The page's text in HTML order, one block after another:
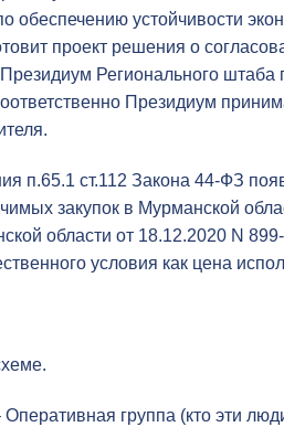
обеспечению устойчивости
проект решения о
Регионального штаба
Президиум
п.65.1 ст.112 Закона 44-ФЗ
закупок в Мурманской
области от 18.12.2020 N
условия как цена
Оперативная группа (кто эти